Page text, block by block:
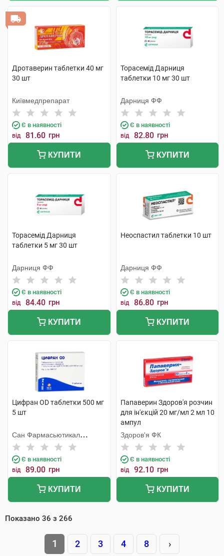
Дротаверин таблетки 40 мг
30 шт
Київмедпрепарат
Є в наявності
від 81.60 грн
КУПИТИ
Торасемід Дарниця
таблетки 10 мг 30 шт
Дарниця ФФ
Є в наявності
від 82.80 грн
КУПИТИ
Торасемід Дарниця
таблетки 5 мг 30 шт
Дарниця ФФ
Є в наявності
від 84.40 грн
КУПИТИ
Неоспастил таблетки 10 шт
Дарниця ФФ
Є в наявності
від 86.80 грн
КУПИТИ
Цифран OD таблетки 500 мг
5 шт
Сан Фармасьютикал
Індастріз
Є в наявності
від 89.00 грн
КУПИТИ
Папаверин Здоров'я розчин
для ін'єкцій 20 мг/мл 2 мл 10
ампул
Здоров'я ФК
Є в наявності
від 92.10 грн
КУПИТИ
Показано 36 з 266
1 2 3 4 8 ›